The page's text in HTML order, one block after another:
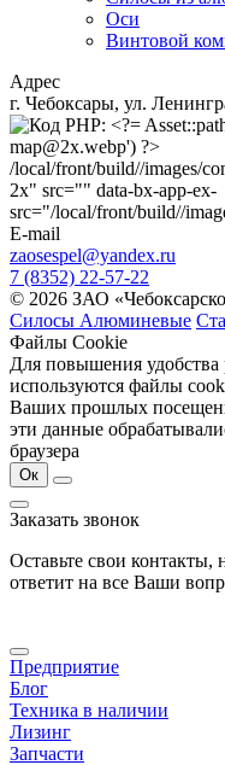
Оси
Винтовой
Адрес
г. Чебоксары, ул.
/local/front/build//images/
2x" src="" data-bx-app-ex-
src="/local/front/build//
E-mail
zaosespel@yandex.ru
7 (8352) 22-57-22
© 2026 ЗАО
Силосы Алюминевые
Файлы Cookie
Для повышения
используются файлы
Ваших прошлых
эти данные
браузера
Ок
Заказать звонок
Оставьте свои
ответит на все Ваши
Предприятие
Блог
Техника в наличии
Лизинг
Запчасти